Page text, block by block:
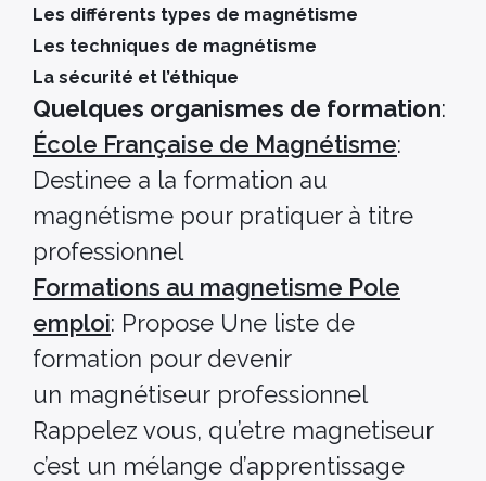
Les différents types de magnétisme
Les techniques de magnétisme
La sécurité et l’éthique
Quelques organismes de formation:
École Française de Magnétisme:
Destinee a la formation au
magnétisme pour pratiquer à titre
professionnel
Formations au magnetisme Pole
emploi: Propose Une liste de
formation pour devenir
un magnétiseur professionnel
Rappelez vous, qu’etre magnetiseur
c’est un mélange d’apprentissage